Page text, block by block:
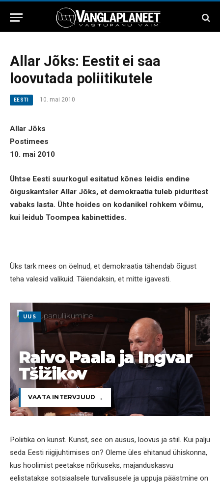
Allar Jõks: Eestit ei saa
loovutada poliitikutele
EESTI 10. mai 2010
Allar Jõks
Postimees
10. mai 2010
Ühtse Eesti suurkogul esitatud kõnes leidis endine
õiguskantsler Allar Jõks, et demokraatia tuleb piduritest
vabaks lasta. Ühte hoides on kodanikel rohkem võimu,
kui leidub Toompea kabinettides.
Üks tark mees on öelnud, et demokraatia tähendab õigust
teha valesid valikuid. Täiendaksin, et mitte igavesti.
UUS
Raivo Paala ja Ingvar
Tšižikov
VAATA INTERVJUUD
Poliitika on kunst. Kunst, see on ausus, loovus ja stiil. Kui palju
seda Eesti riigijuhtimises on? Oleme üles ehitanud ühiskonna,
kus hoolimist peetakse nõrkuseks, majanduskasvu
eelistatakse sotsiaalsele turvalisusele ja uppuja päästmine on